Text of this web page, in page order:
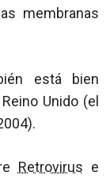
membranas
está bien
Unido (el
Retrovirus e